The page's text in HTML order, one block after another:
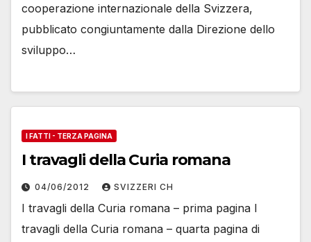
cooperazione internazionale della Svizzera,
pubblicato congiuntamente dalla Direzione dello
sviluppo…
I FATTI - TERZA PAGINA
I travagli della Curia romana
04/06/2012 SVIZZERI CH
I travagli della Curia romana – prima pagina I
travagli della Curia romana – quarta pagina di